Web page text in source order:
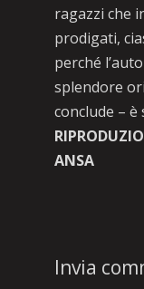
ragazzi che
prodigati,
perché
splendore
conclude –
ANSA
Invia